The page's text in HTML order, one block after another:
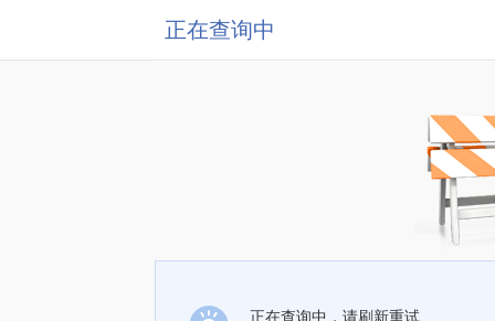
正在查询中
正在查询中，请刷新重试